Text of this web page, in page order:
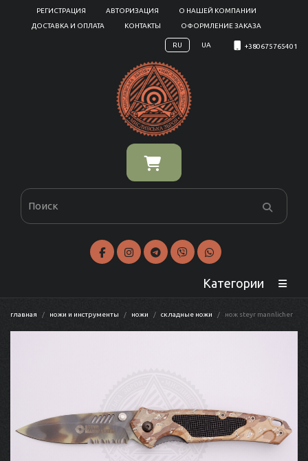
РЕГИСТРАЦИЯ АВТОРИЗАЦИЯ
О НАШЕЙ КОМПАНИИ
ДОСТАВКА И ОПЛАТА
КОНТАКТЫ ОФОРМЛЕНИЕ ЗАКАЗА
RU UA +380675765401
Категории
главная ножи и инструменты ножи складные ножи нож steyr mannlicher